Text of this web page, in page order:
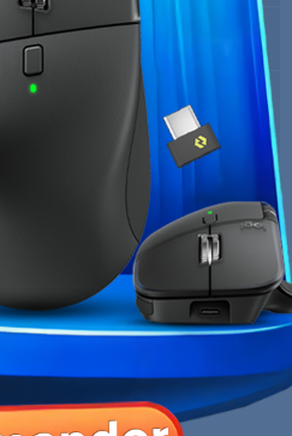
mm
kHz
casque gaming filaire
DANS LA MÊME